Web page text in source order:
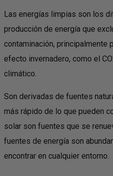
Las energías limpias son los
producción de energía que
contaminación, principalmente
efecto invernadero, como el
climático.
Son derivadas de fuentes
más rápido de lo que pueden
solar son fuentes que se
fuentes de energía son
encontrar en cualquier entorno.